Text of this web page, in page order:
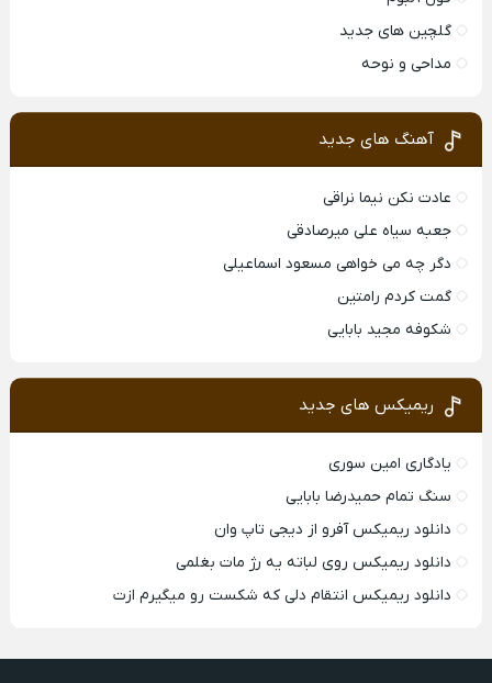
گلچین های جدید
مداحی و نوحه
آهنگ های جدید
عادت نکن نیما نراقی
جعبه سیاه علی میرصادقی
دگر چه می خواهی مسعود اسماعیلی
گمت کردم رامتین
شکوفه مجید بابایی
ریمیکس های جدید
یادگاری امین سوری
سنگ تمام حمیدرضا بابایی
دانلود ریمیکس آفرو از ديجی تاپ وان
دانلود ریمیکس روی لباته یه رژ مات بغلمی
دانلود ریمیکس انتقام دلی که شکست رو میگیرم ازت